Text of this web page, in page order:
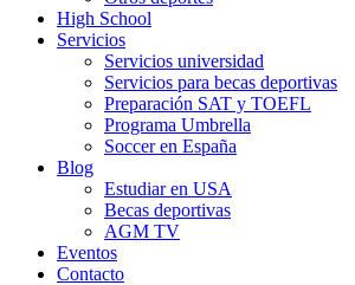
High School
Servicios
Servicios universidad
Servicios para becas deportivas
Preparación SAT y TOEFL
Programa Umbrella
Soccer en España
Blog
Estudiar en USA
Becas deportivas
AGM TV
Eventos
Contacto